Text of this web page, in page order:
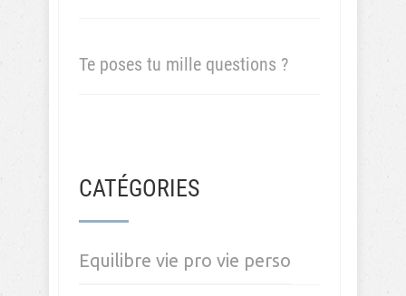
Te poses tu mille questions ?
CATÉGORIES
Equilibre vie pro vie perso